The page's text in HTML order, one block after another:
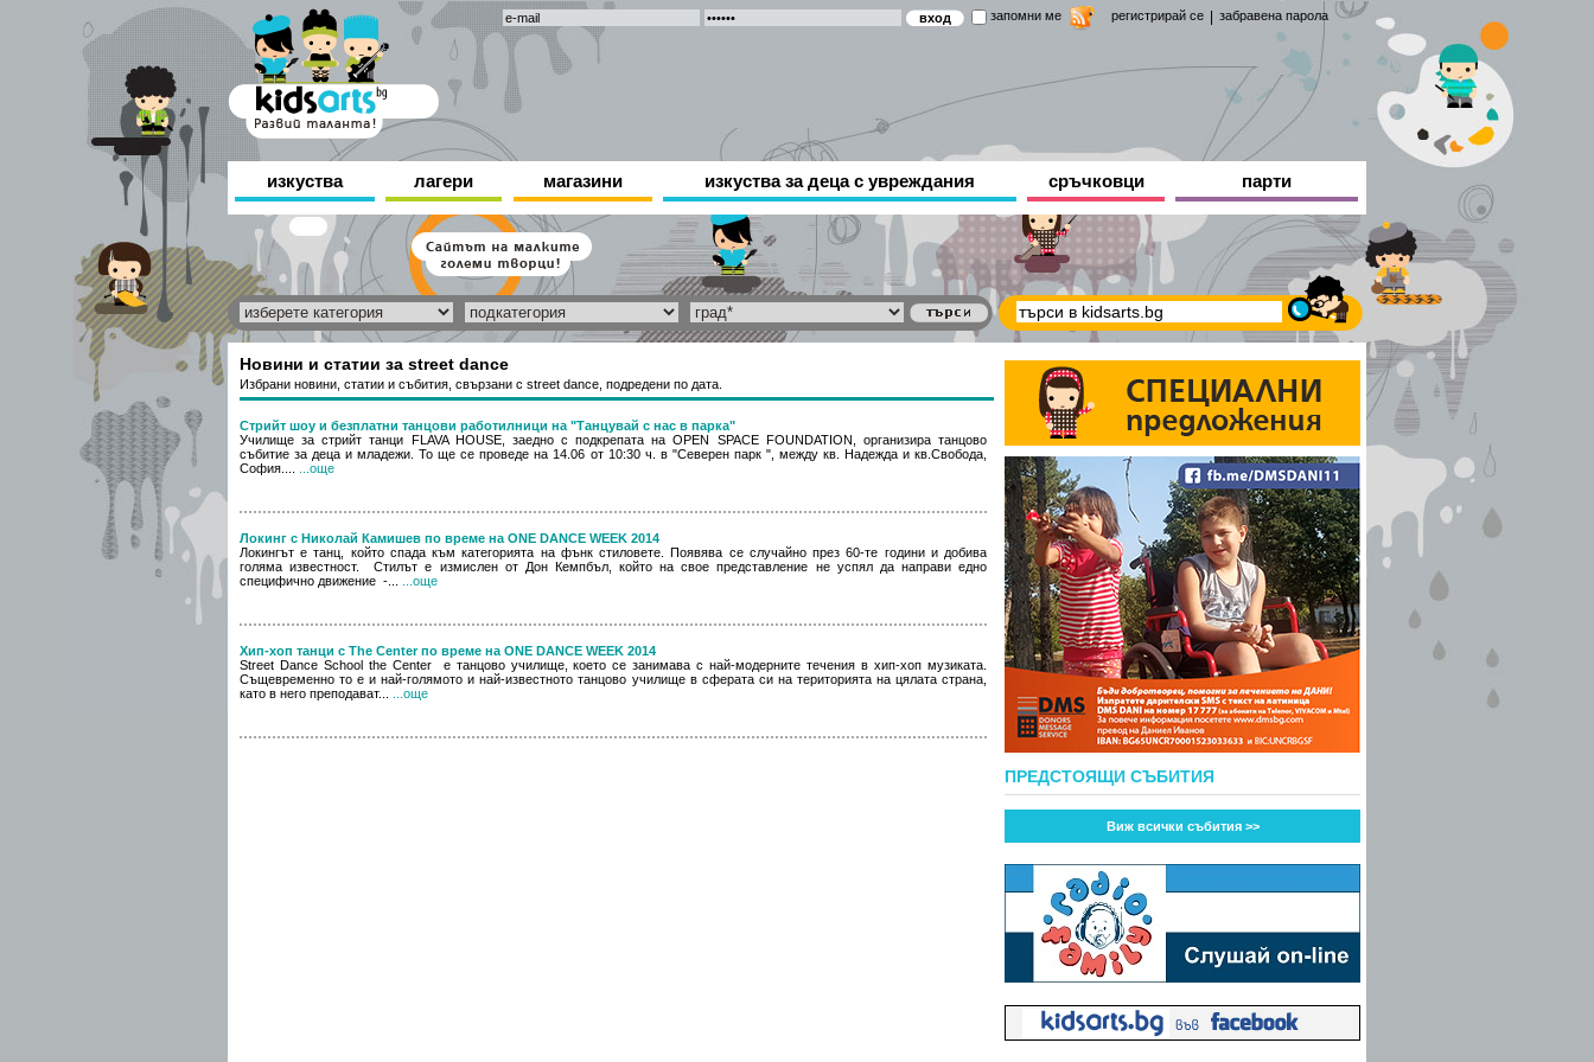
запомни ме регистрирай се забравена парола
изкуства лагери магазини изкуства за деца с увреждания сръчковци парти
Новини и статии за street dance
Избрани новини, статии и събития, свързани с street dance, подредени по дата.
Стрийт шоу и безплатни танцови работилници на "Танцувай с нас в парка"
Училище за стрийт танци FLAVA HOUSE, заедно с подкрепата на OPEN SPACE FOUNDATION, организира танцово
събитие за деца и младежи. То ще се проведе на 14.06 от 10:30 ч. в "Северен парк ", между кв. Надежда и кв.Свобода,
София....
...още
Локинг с Николай Камишев по време на ONE DANCE WEEK 2014
Локингът е танц, който спада към категорията на фънк стиловете. Появява се случайно през 60-те години и добива
голяма известност. Стилът е измислен от Дон Кемпбъл, който на свое представление не успял да направи едно
специфично движение -...
...още
Хип-хоп танци с The Center по време на ONE DANCE WEEK 2014
Street Dance School the Center е танцово училище, което се занимава с най-модерните течения в хип-хоп музиката.
Същевременно то е и най-голямото и най-известното танцово училище в сферата си на територията на цялата страна,
като в него преподават...
...още
ПРЕДСТОЯЩИ СЪБИТИЯ
Виж всички събития >>